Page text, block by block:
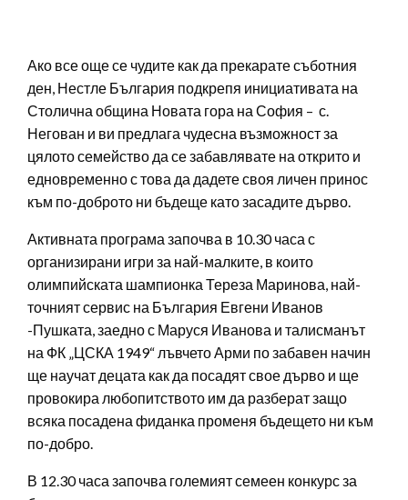
Ако все още се чудите как да прекарате съботния
ден, Нестле България подкрепя инициативата на
Столична община Новата гора на София – с.
Негован и ви предлага чудесна възможност за
цялото семейство да се забавлявате на открито и
едновременно с това да дадете своя личен принос
към по-доброто ни бъдеще като засадите дърво.
Активната програма започва в 10.30 часа с
организирани игри за най-малките, в които
олимпийската шампионка Тереза Маринова, най-
точният сервис на България Евгени Иванов
-Пушката, заедно с Маруся Иванова и талисманът
на ФК „ЦСКА 1949“ лъвчето Арми по забавен начин
ще научат децата как да посадят свое дърво и ще
провокира любопитството им да разберат защо
всяка посадена фиданка променя бъдещето ни към
по-добро.
В 12.30 часа започва големият семеен конкурс за